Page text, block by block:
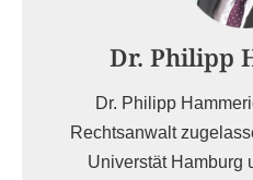
Dr. Philipp
Dr. Philipp
Rechtsanwalt
Universtät Hamburg